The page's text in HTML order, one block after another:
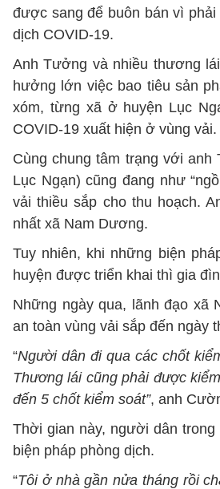
được sang để buôn bán vì
dịch COVID-19.
Anh Tưởng và nhiều thương
hưởng lớn việc bao tiêu sản
xóm, từng xã ở huyện Lục
COVID-19 xuất hiện ở vùng vải.
Cùng chung tâm trạng với
Lục Ngạn) cũng đang như
vải thiều sắp cho thu hoạch.
nhất xã Nam Dương.
Tuy nhiên, khi những biện
huyện được triển khai thì gia
Những ngày qua, lãnh đạo xã
an toàn vùng vải sắp đến ngày
“Người dân đi qua các chốt
Thương lái cũng phải được
đến 5 chốt kiểm soát”, anh
Thời gian này, người dân
biện pháp phòng dịch.
“Tôi ở nhà gần nửa tháng rồi